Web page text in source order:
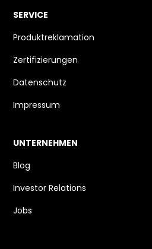
SERVICE
Produktreklamation
Zertifizierungen
Datenschutz
Impressum
UNTERNEHMEN
Blog
Investor Relations
Jobs